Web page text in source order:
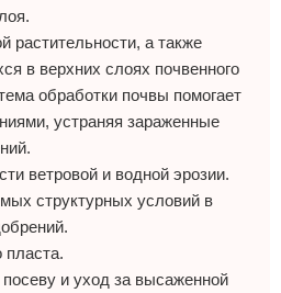
растительности, а также
в верхних слоях почвенного
обработки почвы помогает
устраняя зараженные
ветровой и водной эрозии.
структурных условий в
пласта.
и уход за высаженной